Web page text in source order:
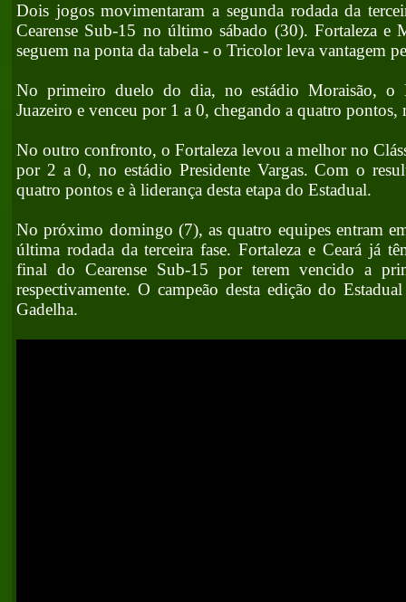
Dois jogos movimentaram a segunda rodada da
Cearense Sub-15 no último sábado (30). Fortaleza e
seguem na ponta da tabela - o Tricolor leva vantagem
No primeiro duelo do dia, no estádio Moraisão, o
Juazeiro e venceu por 1 a 0, chegando a quatro pontos,
No outro confronto, o Fortaleza levou a melhor no
por 2 a 0, no estádio Presidente Vargas. Com o
quatro pontos e à liderança desta etapa do Estadual.
No próximo domingo (7), as quatro equipes entram
última rodada da terceira fase. Fortaleza e Ceará já
final do Cearense Sub-15 por terem vencido a
respectivamente. O campeão desta edição do
Gadelha.